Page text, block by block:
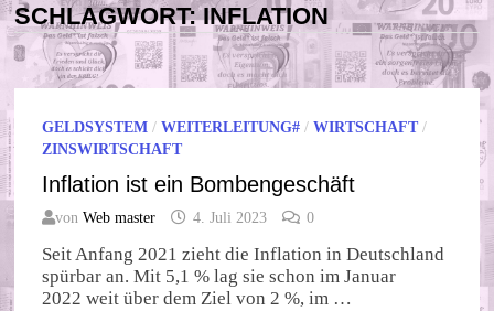
SCHLAGWORT:INFLATION
GELDSYSTEM /WEITERLEITUNG# /WIRTSCHAFT/
ZINSWIRTSCHAFT
Inflation ist ein Bombengeschäft
vonWeb master 4. Juli 2023 0
Seit Anfang 2021 zieht die Inflation in Deutschland
spürbar an. Mit 5,1 % lag sie schon im Januar
2022 weit über dem Ziel von 2 %, im …